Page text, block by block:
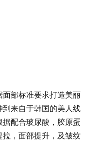
面部标准要求打造美丽
到来自于韩国的美人线
据配合玻尿酸，胶原蛋
拉，面部提升，及皱纹